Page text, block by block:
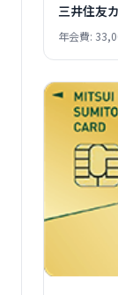
三井住友
年会費: